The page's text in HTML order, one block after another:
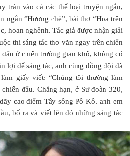
tràn vào cả các thể loại truyện ngắn,
ngắn “Hương chè”, bài thơ “Hoa trên
hoan nghênh. Tác giả được nhận giải
thi sáng tác thơ văn ngay trên chiến
đấu ở chiến trường gian khổ, không có
lợi để sáng tác, anh cùng đồng đội đã
giấy viết: “Chúng tôi thường làm
đấu. Chẳng hạn, ở Sư đoàn 320,
cao điểm Tây sông Pô Kô, anh em
bổ ra và viết lên đó những sáng tác